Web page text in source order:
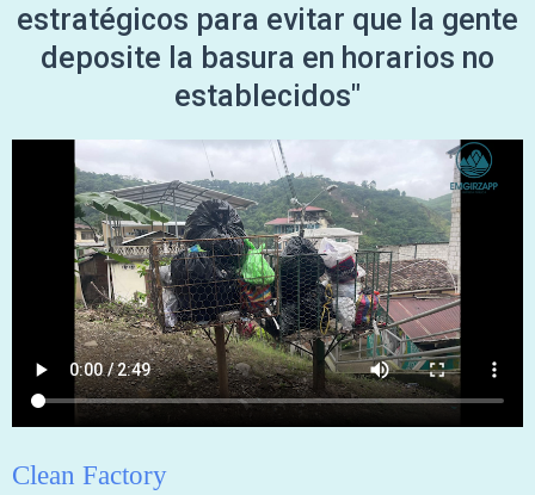
estratégicos para evitar que la gente
deposite la basura en horarios no
establecidos"
Clean Factory